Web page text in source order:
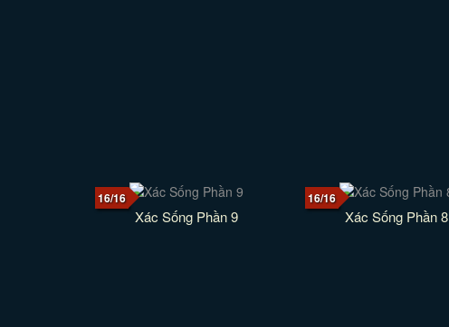
16/16
Xác Sống Phần 9
16/16
Xác Sống Phần 8